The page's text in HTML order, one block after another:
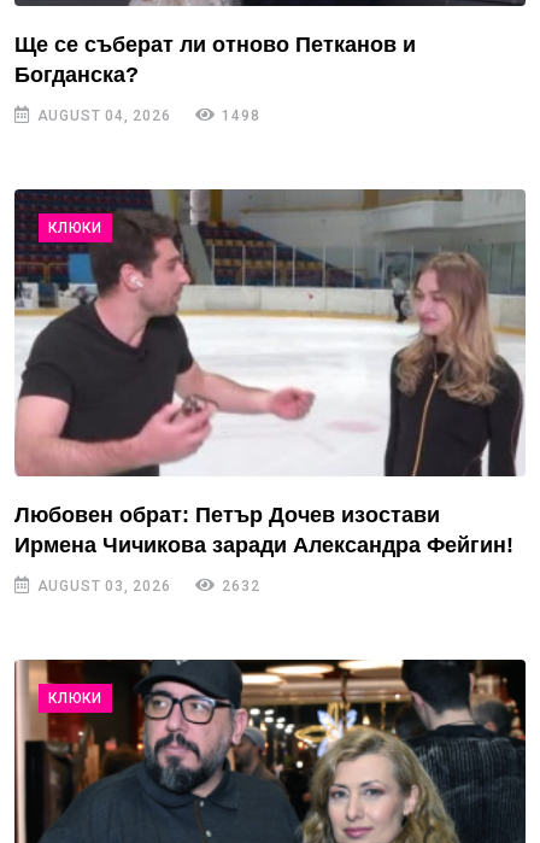
Ще се съберат ли отново Петканов и
Богданска?
AUGUST 04, 2026 1498
КЛЮКИ
Любовен обрат: Петър Дочев изостави
Ирмена Чичикова заради Александра Фейгин!
AUGUST 03, 2026 2632
КЛЮКИ